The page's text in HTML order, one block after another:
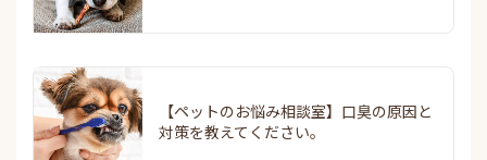
【ペットのお悩み相談室】口臭の原因と
対策を教えてください。